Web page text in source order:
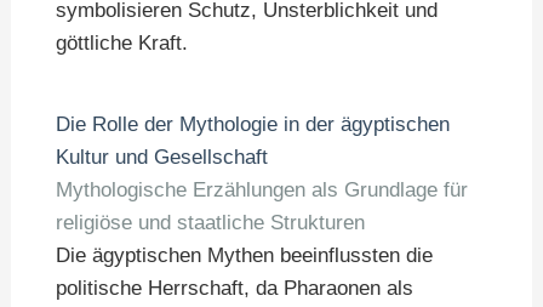
symbolisieren Schutz, Unsterblichkeit und
göttliche Kraft.
Die Rolle der Mythologie in der ägyptischen
Kultur und Gesellschaft
Mythologische Erzählungen als Grundlage für
religiöse und staatliche Strukturen
Die ägyptischen Mythen beeinflussten die
politische Herrschaft, da Pharaonen als